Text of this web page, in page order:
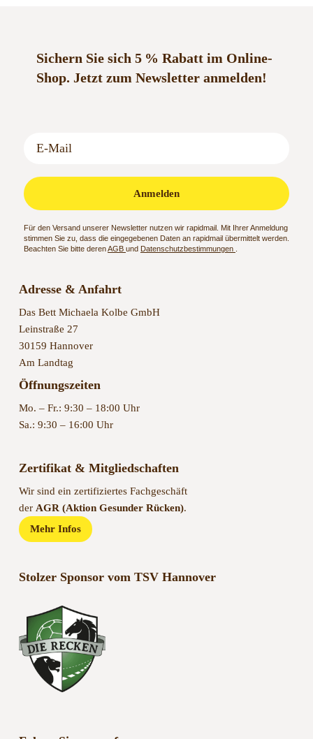
Sichern Sie sich 5 % Rabatt im Online-
Shop. Jetzt zum Newsletter anmelden!
Anmelden
Für den Versand unserer Newsletter nutzen wir rapidmail. Mit Ihrer Anmeldung
stimmen Sie zu, dass die eingegebenen Daten an rapidmail übermittelt werden.
Beachten Sie bitte derenAGB und Datenschutzbestimmungen
Adresse & Anfahrt
Das Bett Michaela Kolbe GmbH
Leinstraße 27
30159 Hannover
Am Landtag
Öffnungszeiten
Mo. – Fr.: 9:30 – 18:00 Uhr
Sa.: 9:30 – 16:00 Uhr
Zertifikat & Mitgliedschaften
Wir sind ein zertifiziertes Fachgeschäft
der AGR (Aktion Gesunder Rücken).
Mehr Infos
Stolzer Sponsor vom TSV Hannover